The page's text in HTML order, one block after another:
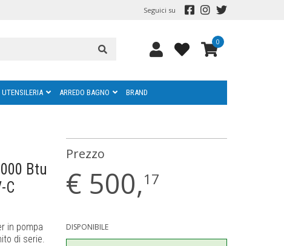
Seguici su
0
UTENSILERIA ARREDO BAGNO BRAND
Btu
C
in pompa
di serie.
Prezzo
€ 500,17
DISPONIBILE